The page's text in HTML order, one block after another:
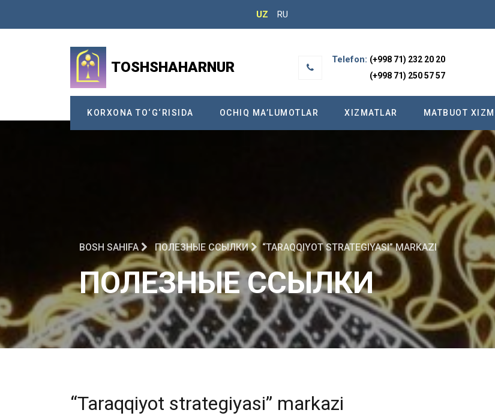
UZ RU
TOSHSHAHARNUR Telefon: (+998 71) 232 20 20
(+998 71) 250 57 57
KORXONA TO‘G‘RISIDA OCHIQ MA’LUMOTLAR XIZMATLAR МATBUOT
BOSH SAHIFA ПОЛЕЗНЫЕ ССЫЛКИ “TARAQQIYOT STRATEGIYASI” MARKAZI
ПОЛЕЗНЫЕ ССЫЛКИ
“Taraqqiyot strategiyasi” markazi